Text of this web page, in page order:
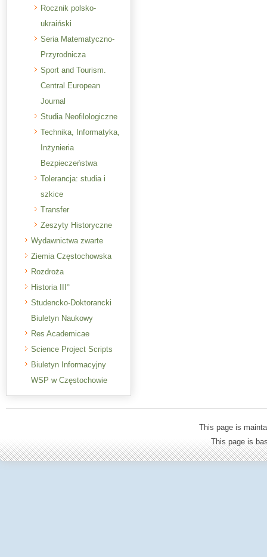
Rocznik polsko-
ukraiński
Seria Matematyczno-
Przyrodnicza
Sport and Tourism.
Central European
Journal
Studia Neofilologiczne
Technika, Informatyka,
Inżynieria
Bezpieczeństwa
Tolerancja: studia i
szkice
Transfer
Zeszyty Historyczne
Wydawnictwa zwarte
Ziemia Częstochowska
Rozdroża
Historia III°
Studencko-Doktorancki
Biuletyn Naukowy
Res Academicae
Science Project Scripts
Biuletyn Informacyjny
WSP w Częstochowie
This page is
This page is